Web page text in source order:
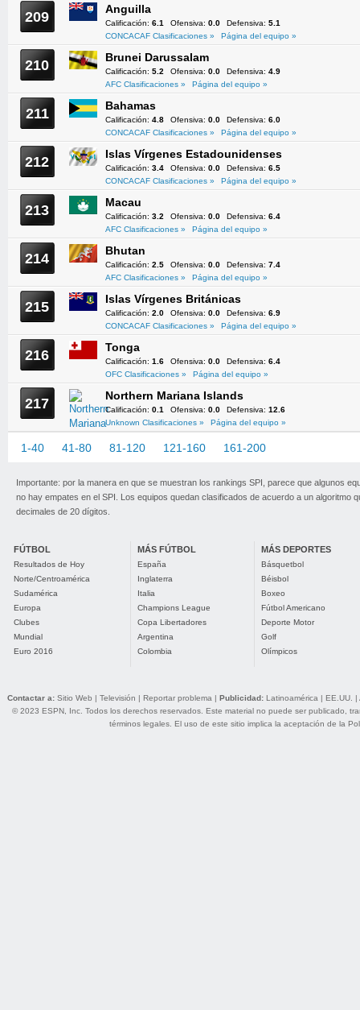
209 Anguilla
Calificación: 6.1 Ofensiva: 0.0 Defensiva: 5.1
CONCACAF Clasificaciones »
Página del equipo »
210 Brunei Darussalam
Calificación: 5.2 Ofensiva: 0.0 Defensiva: 4.9
AFC Clasificaciones »
Página del equipo »
211 Bahamas
Calificación: 4.8 Ofensiva: 0.0 Defensiva: 6.0
CONCACAF Clasificaciones »
Página del equipo »
212 Islas Vírgenes Estadounidenses
Calificación: 3.4 Ofensiva: 0.0 Defensiva: 6.5
CONCACAF Clasificaciones »
Página del equipo »
213 Macau
Calificación: 3.2 Ofensiva: 0.0 Defensiva: 6.4
AFC Clasificaciones »
Página del equipo »
214 Bhutan
Calificación: 2.5 Ofensiva: 0.0 Defensiva: 7.4
AFC Clasificaciones »
Página del equipo »
215 Islas Vírgenes Británicas
Calificación: 2.0 Ofensiva: 0.0 Defensiva: 6.9
CONCACAF Clasificaciones »
Página del equipo »
216 Tonga
Calificación: 1.6 Ofensiva: 0.0 Defensiva: 6.4
OFC Clasificaciones »
Página del equipo »
217 Northern Mariana Islands
Calificación: 0.1 Ofensiva: 0.0 Defensiva: 12.6
Unknown Clasificaciones »
Página del equipo »
1-40 41-80 81-120 121-160 161-200
Importante: por la manera en que se muestran los rankings SPI, parece que algunos
no hay empates en el SPI. Los equipos quedan clasificados de acuerdo a un algoritmo
decimales de 20 dígitos.
FÚTBOL
Resultados de Hoy
Norte/Centroamérica
Sudamérica
Europa
Clubes
Mundial
Euro 2016
MÁS FÚTBOL
España
Inglaterra
Italia
Champions League
Copa Libertadores
Argentina
Colombia
MÁS DEPORTES
Básquetbol
Béisbol
Boxeo
Fútbol Americano
Deporte Motor
Golf
Olímpicos
Contactar a: Sitio Web | Televisión | Reportar problema | Publicidad: Latinoamérica | EE.UU. |
© 2023 ESPN, Inc. Todos los derechos reservados. Este material no puede ser publicado,
términos legales. El uso de este sitio implica la aceptación de la